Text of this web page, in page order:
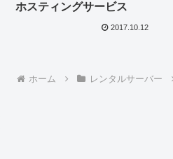
ホスティングサービス
2017.10.12
ホーム レンタルサーバー